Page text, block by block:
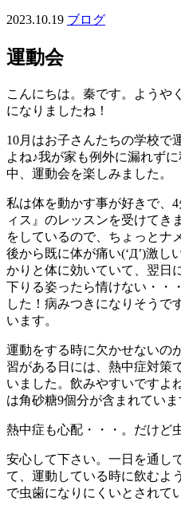
2023.10.19 ブログ
運動会
こんにちは。秦です。ようや
になりましたね！
10月はお子さんたちの学校で
よね♪我が家も例外に漏れず
中、運動会を楽しみました。
私は体を動かす事が好きで、
ィス』のレッスンを受けてき
をしているので、ちょっとナ
後から既に体が痛い(‘Д’)激し
かりと体に効いていて、翌日
下りる姿ったら情けない・・
した！病みつきになりそうで
います。
運動をする時に欠かせないの
習がある日には、熱中症対策
いました。飲みやすいですよ
は角砂糖9個分が含まれていま
熱中症も心配・・・。だけど
安心して下さい。一日を通し
て、運動している時に飲むよ
で虫歯になりにくいとされて